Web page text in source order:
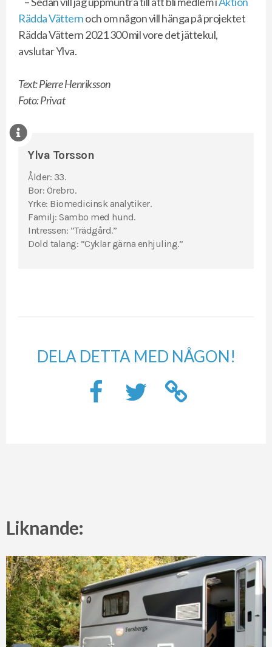
Rädda Vätternoch om någon vill hänga på projektet
Rädda Vättern 2021 300 mil vore det jättekul,
avslutar Ylva.
Text: Pierre Henriksson
Foto: Privat
Ylva Torsson
Ålder: 33.
Bor: Örebro.
Yrke: Biomedicinsk analytiker.
Familj: Sambo med hund.
Intressen: ”Trädgård.”
Dold talang: ”Cyklar gärna enhjuling.”
DELA DETTA MED NÅGON!
Liknande: